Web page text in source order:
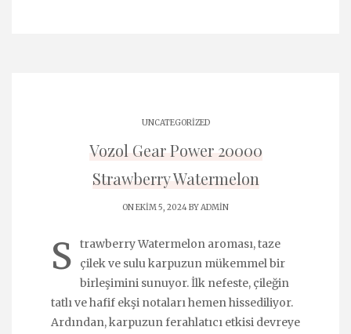
UNCATEGORIZED
Vozol Gear Power 20000
Strawberry Watermelon
ON EKIM 5, 2024 BYADMIN
S
trawberry Watermelon aroması, taze
çilek ve sulu karpuzun mükemmel bir
birleşimini sunuyor. İlk nefeste, çileğin
tatlı ve hafif ekşi notaları hemen hissediliyor.
Ardından, karpuzun ferahlatıcı etkisi devreye